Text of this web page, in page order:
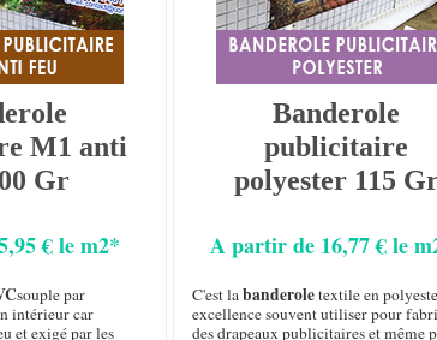
M1 anti
Gr
€ le m2*
souple par
intérieur car
et exigé par les
Banderole
publicitaire
polyester 115
A partir de 16,77 € le
C'est labanderoletextile en
excellence souvent utiliser pour
des drapeaux publicitaires et même